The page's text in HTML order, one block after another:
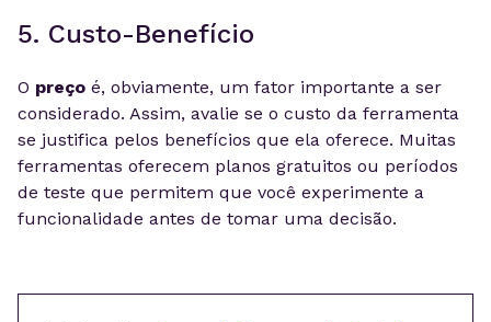
5. Custo-Benefício
O preço é, obviamente, um fator importante a ser
considerado. Assim, avalie se o custo da ferramenta
se justifica pelos benefícios que ela oferece. Muitas
ferramentas oferecem planos gratuitos ou períodos
de teste que permitem que você experimente a
funcionalidade antes de tomar uma decisão.